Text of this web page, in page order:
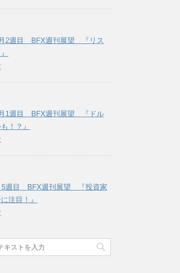
2週目 BFX週刊展望 『リス
1週目 BFX週刊展望 『ドル
！？』
5週目 BFX週刊展望 『投資家
注目！』